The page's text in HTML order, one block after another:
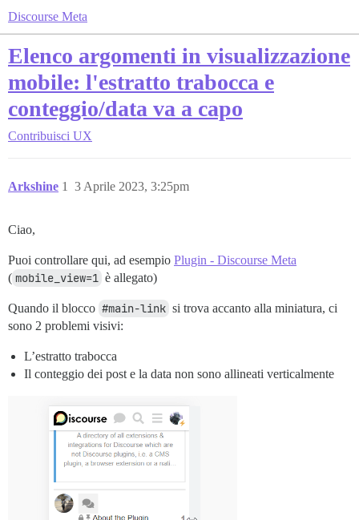
Discourse Meta
Elenco argomenti in visualizzazione
mobile: l'estratto trabocca e
conteggio/data va a capo
Contribuisci UX
Arkshine 3 Aprile 2023, 3:25pm
1
Ciao,
Puoi controllare qui, ad esempio Plugin - Discourse Meta
( mobile_view=1 è allegato)
Quando il blocco #main-link si trova accanto alla miniatura, ci
sono 2 problemi visivi:
L’estratto trabocca
Il conteggio dei post e la data non sono allineati verticalmente